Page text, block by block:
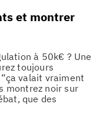
et montrer
à 50k€ ? Une
toujours
valait vraiment
montrez noir sur
que des